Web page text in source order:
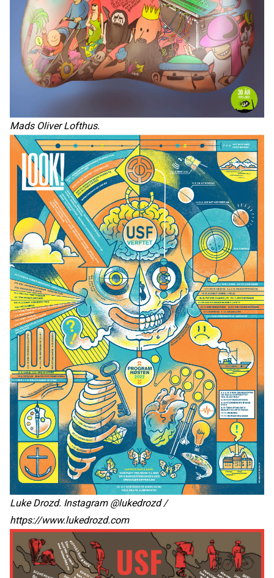
Mads Oliver Lofthus.
Luke Drozd. Instagram @lukedrozd /
https://www.lukedrozd.com